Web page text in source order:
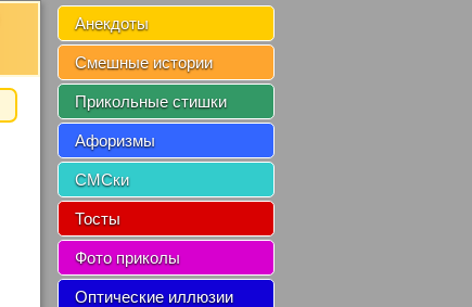
Анекдоты
Смешные истории
Прикольные стишки
Афоризмы
СМСки
Тосты
Фото приколы
Оптические иллюзии